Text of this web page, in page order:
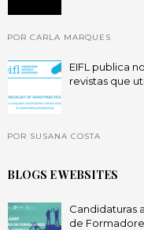
POR CARLA MARQUES
EIFL publica
revistas que
POR SUSANA COSTA
BLOGS E WEBSITES
Candidaturas
de